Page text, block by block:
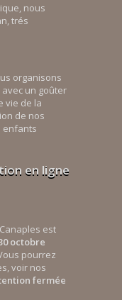
nous
trés
organisons
un goûter
vie de la
de nos
enfants
en ligne
est
octobre
pourrez
voir nos
fermée